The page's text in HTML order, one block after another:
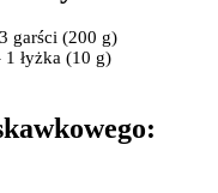
garści (200 g)
1 łyżka (10 g)